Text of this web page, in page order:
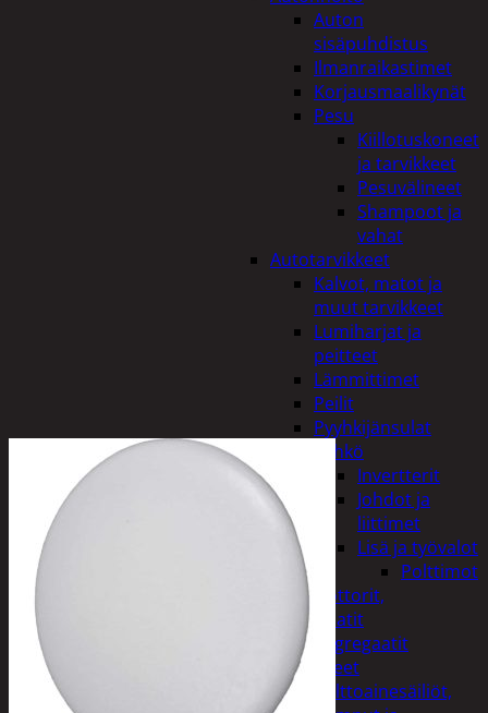
Auton
sisäpuhdistus
Ilmanraikastimet
Korjausmaalikynät
Pesu
Kiillotuskoneet
ja tarvikkeet
Pesuvälineet
Shampoot ja
vahat
Autotarvikkeet
Kalvot, matot ja
muut tarvikkeet
Lumiharjat ja
peitteet
Lämmittimet
Peilit
Pyyhkijänsulat
Sähkö
Invertterit
Johdot ja
liittimet
Lisä ja työvalot
Polttimot
Irtomoottorit,
aggregaatit
Aggregaatit
Lisälaitteet
Polttoainesäiliöt,